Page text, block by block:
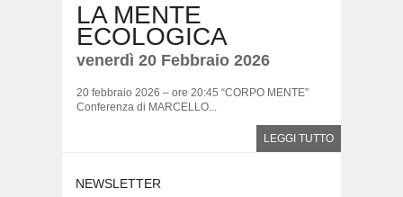
LA MENTE
ECOLOGICA
venerdì 20 Febbraio 2026
20 febbraio 2026 – ore 20:45 “CORPO MENTE”
Conferenza di MARCELLO...
LEGGI TUTTO
NEWSLETTER